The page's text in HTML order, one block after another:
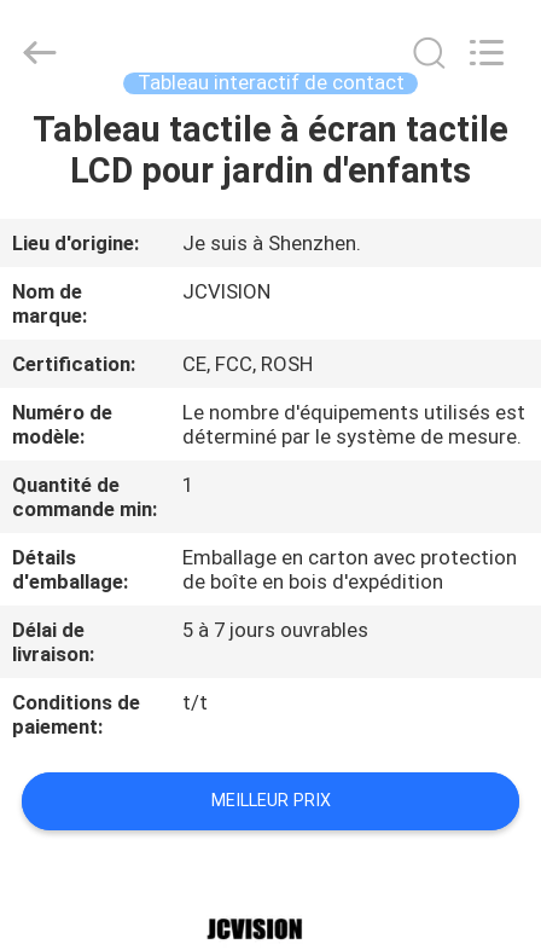
PRODUITS
À
PROPOS
DE
NOUS
VISITE
L'USINE
CONTRÔLE
DE
LA
Interactive
Technology
Reserved.
Tableau interactif de contact
Tableau tactile à écran tactile
LCD pour jardin d'enfants
Lieu d'origine:
Je suis à Shenzhen.
Nom de
marque:
JCVISION
Certification:
CE, FCC, ROSH
Numéro de
modèle:
Le nombre d'équipements utilisés est
déterminé par le système de mesure.
Quantité de
commande min:
1
Détails
d'emballage:
Emballage en carton avec protection
de boîte en bois d'expédition
Délai de
livraison:
5 à 7 jours ouvrables
Conditions de
paiement:
t/t
MEILLEUR PRIX